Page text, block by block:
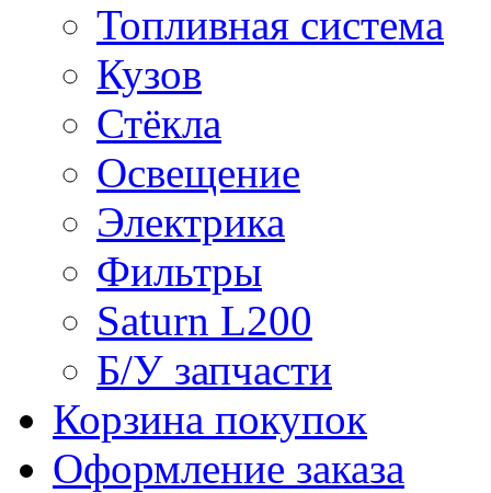
Топливная система
Кузов
Стёкла
Освещение
Электрика
Фильтры
Saturn L200
Б/У запчасти
Корзина покупок
Оформление заказа